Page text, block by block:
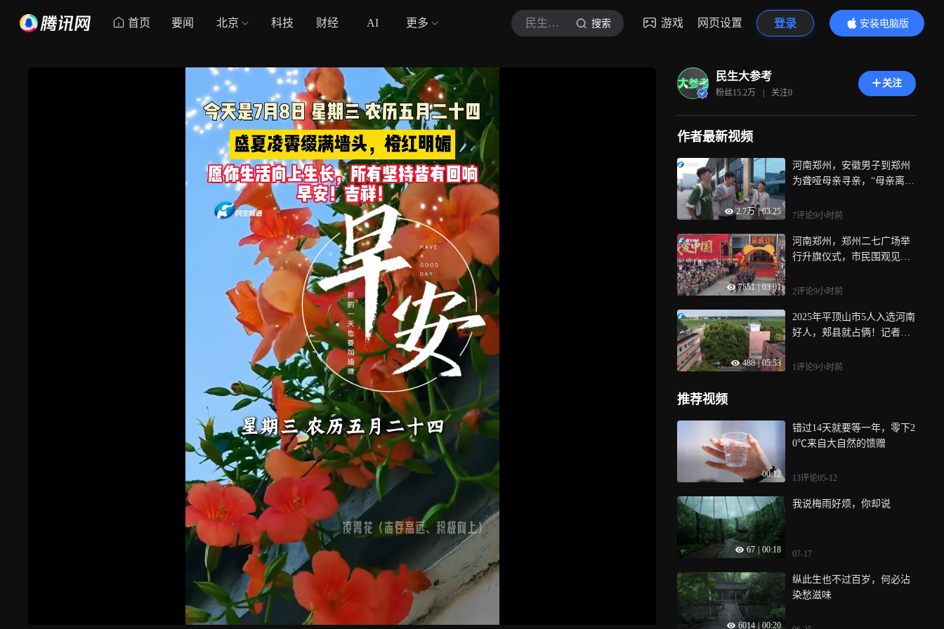
首页 要闻 北京 科技 财经 AI 更多 民生大参考 搜索 游戏 网页设置 登录
安装电脑版
内容更精彩
民生大参考
粉丝15.2万 | 关注0
关注
作者最新视频
2.7万 03:25
河南郑州，安徽男子到郑州
为聋哑母亲寻亲，“母亲离家
激动”
7评论9小时前
7551 03:01
河南郑州，郑州二七广场举
行升旗仪式，市民围观见
就出发了，“祖国强大 我感
2评论9小时前
488 | 05:53
2025年平顶山市5人入选河南
好人，郏县就占俩！记者实
1评论9小时前
推荐视频
00:12
错过14天就要等一年，零下2
0℃来自大自然的馈赠
13评论05-12
67 00:18
我说梅雨好烦，你却说
07-17
6014 | 00:20
纵此生也不过百岁，何必沾
染愁滋味